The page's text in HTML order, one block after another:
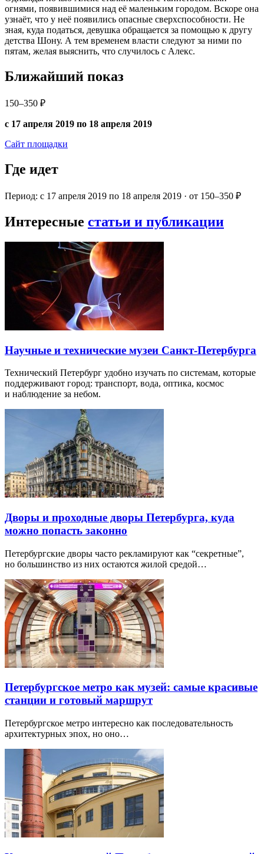
огнями, появившимися над её маленьким городом. Вскоре она
узнаёт, что у неё появились опасные сверхспособности. Не
зная, куда податься, девушка обращается за помощью к другу
детства Шону. А тем временем власти следуют за ними по
пятам, желая выяснить, что случилось с Алекс.
Ближайший показ
150–350 ₽
с 17 апреля 2019 по 18 апреля 2019
Сайт площадки
Где идет
Период: с 17 апреля 2019 по 18 апреля 2019 · от 150–350 ₽
Интересные статьи и публикации
Научные и технические музеи Санкт-Петербурга
Технический Петербург удобно изучать по системам, которые
поддерживают город: транспорт, вода, оптика, космос
и наблюдение за небом.
Дворы и проходные дворы Петербурга, куда
можно попасть законно
Петербургские дворы часто рекламируют как “секретные”,
но большинство из них остаются жилой средой…
Петербургское метро как музей: самые красивые
станции и готовый маршрут
Петербургское метро интересно как последовательность
архитектурных эпох, но оно…